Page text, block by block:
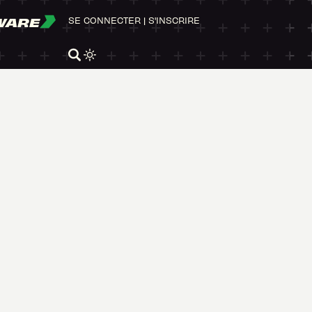
SE CONNECTER | S'INSCRIRE